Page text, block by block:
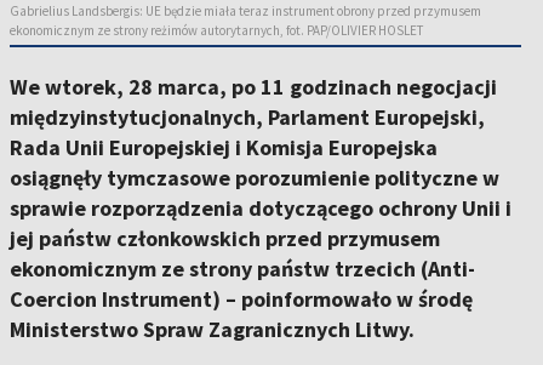
Gabrielius Landsbergis: UE będzie miała teraz instrument obrony przed przymusem
ekonomicznym ze strony reżimów autorytarnych, fot. PAP/OLIVIER HOSLET
We wtorek, 28 marca, po 11 godzinach negocjacji
międzyinstytucjonalnych, Parlament Europejski,
Rada Unii Europejskiej i Komisja Europejska
osiągnęły tymczasowe porozumienie polityczne w
sprawie rozporządzenia dotyczącego ochrony Unii i
jej państw członkowskich przed przymusem
ekonomicznym ze strony państw trzecich (Anti-
Coercion Instrument) – poinformowało w środę
Ministerstwo Spraw Zagranicznych Litwy.